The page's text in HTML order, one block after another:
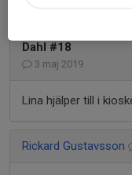
Dahl #18
3 maj 2019
Lina hjälper till i
Rickard Gustavsson